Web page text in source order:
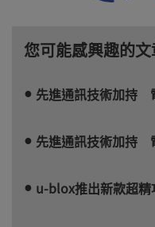
您可能感興趣的
先進通訊技術加持
先進通訊技術加持
u-blox推出新款超精